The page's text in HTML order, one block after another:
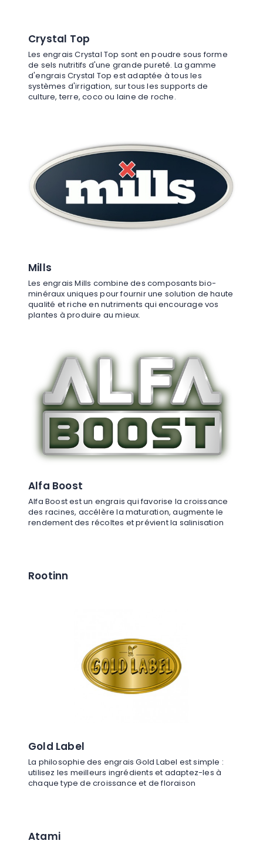
Crystal Top
Les engrais Crystal Top sont en poudre sous forme
de sels nutritifs d'une grande pureté. La gamme
d'engrais Crystal Top est adaptée à tous les
systèmes d'irrigation, sur tous les supports de
culture, terre, coco ou laine de roche.
Mills
Les engrais Mills combine des composants bio-
minéraux uniques pour fournir une solution de haute
qualité et riche en nutriments qui encourage vos
plantes à produire au mieux.
Alfa Boost
Alfa Boost est un engrais qui favorise la croissance
des racines, accélère la maturation, augmente le
rendement des récoltes et prévient la salinisation
Rootinn
Gold Label
La philosophie des engrais Gold Label est simple :
utilisez les meilleurs ingrédients et adaptez-les à
chaque type de croissance et de floraison
Atami